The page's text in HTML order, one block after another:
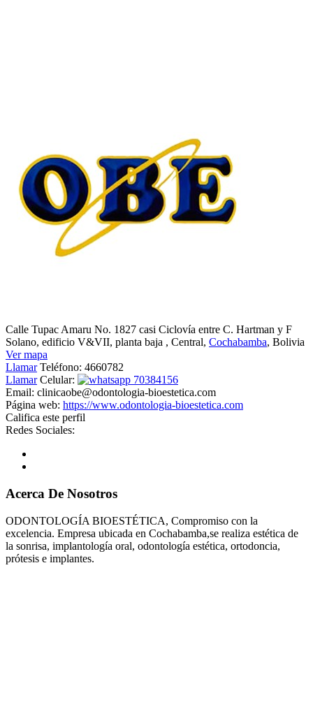
Calle Tupac Amaru No. 1827 casi Ciclovía entre C. Hartman y F
Solano, edificio V&VII, planta baja , Central, Cochabamba, Bolivia
Ver mapa
Llamar Teléfono: 4660782
Llamar Celular:
70384156
Email: clinicaobe@odontologia-bioestetica.com
Página web: https://www.odontologia-bioestetica.com
Califica este perfil
Redes Sociales:
Acerca De Nosotros
ODONTOLOGÍA BIOESTÉTICA, Compromiso con la
excelencia. Empresa ubicada en Cochabamba,se realiza estética de
la sonrisa, implantología oral, odontología estética, ortodoncia,
prótesis e implantes.